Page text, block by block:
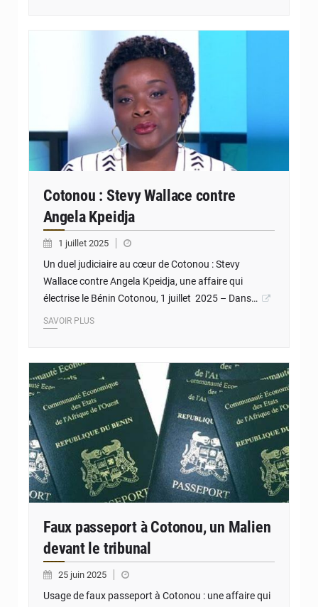
Cotonou : Stevy Wallace contre
Angela Kpeidja
1 juillet 2025
Un duel judiciaire au cœur de Cotonou : Stevy
Wallace contre Angela Kpeidja, une affaire qui
électrise le Bénin Cotonou, 1 juillet 2025 – Dans…
SAVOIR PLUS
Faux passeport à Cotonou, un Malien
devant le tribunal
25 juin 2025
Usage de faux passeport à Cotonou : une affaire qui